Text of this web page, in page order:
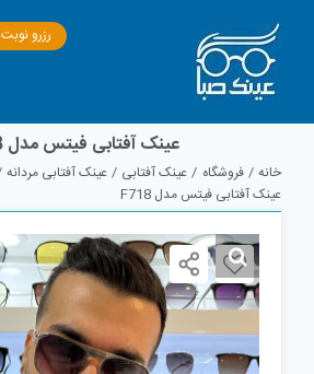
content
رزرو نوبت
عینک آفتابی فیتس مدل F718
خانه فروشگاه عینک آفتابی
عینک آفتابی مردانه
عینک آفتابی فیتس مدل F718